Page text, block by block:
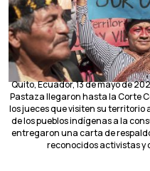
Quito, Ecuador, 13 de mayo de
Pastaza llegaron hasta la Corte
los jueces que visiten su
de los pueblos indígenas a la
entregaron una carta de
reconocidos activistas y